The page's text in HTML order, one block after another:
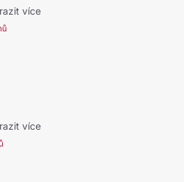
více
více